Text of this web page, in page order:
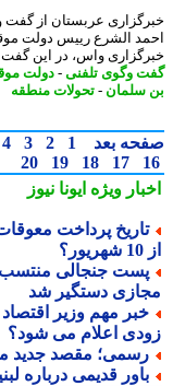
عربستان از گفت
الشرع رییس دولت موقت
واس، در این گفت
وگوی تلفنی-دولت موقت-
-تحولات منطقه
بعد 1
2
3
4
5
17
18
19
20
ویژهایونا نیوز
پرداخت معوقات
جنجالی منتسب به
دستگیر شد
مهم وزیر اقتصاد
اعلام می شود؟
مقصد جدید
قدیمی درباره